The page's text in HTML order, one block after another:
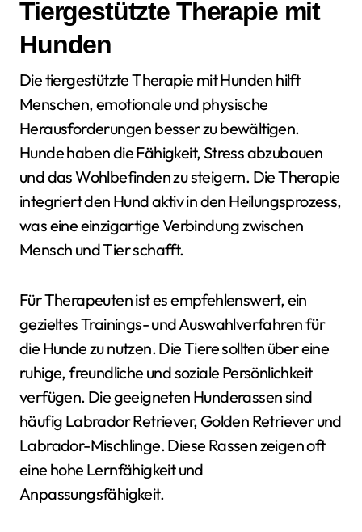
Tiergestützte Therapie mit
Hunden
Die tiergestützte Therapie mit Hunden hilft
Menschen, emotionale und physische
Herausforderungen besser zu bewältigen.
Hunde haben die Fähigkeit, Stress abzubauen
und das Wohlbefinden zu steigern. Die Therapie
integriert den Hund aktiv in den Heilungsprozess,
was eine einzigartige Verbindung zwischen
Mensch und Tier schafft.
Für Therapeuten ist es empfehlenswert, ein
gezieltes Trainings- und Auswahlverfahren für
die Hunde zu nutzen. Die Tiere sollten über eine
ruhige, freundliche und soziale Persönlichkeit
verfügen. Die geeigneten Hunderassen sind
häufig Labrador Retriever, Golden Retriever und
Labrador-Mischlinge. Diese Rassen zeigen oft
eine hohe Lernfähigkeit und
Anpassungsfähigkeit.